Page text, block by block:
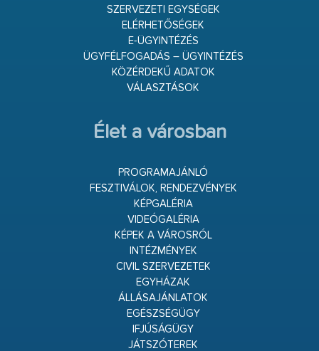
SZERVEZETI EGYSÉGEK
ELÉRHETŐSÉGEK
E-ÜGYINTÉZÉS
ÜGYFÉLFOGADÁS – ÜGYINTÉZÉS
KÖZÉRDEKŰ ADATOK
VÁLASZTÁSOK
Élet a városban
PROGRAMAJÁNLÓ
FESZTIVÁLOK, RENDEZVÉNYEK
KÉPGALÉRIA
VIDEÓGALÉRIA
KÉPEK A VÁROSRÓL
INTÉZMÉNYEK
CIVIL SZERVEZETEK
EGYHÁZAK
ÁLLÁSAJÁNLATOK
EGÉSZSÉGÜGY
IFJÚSÁGÜGY
JÁTSZÓTEREK